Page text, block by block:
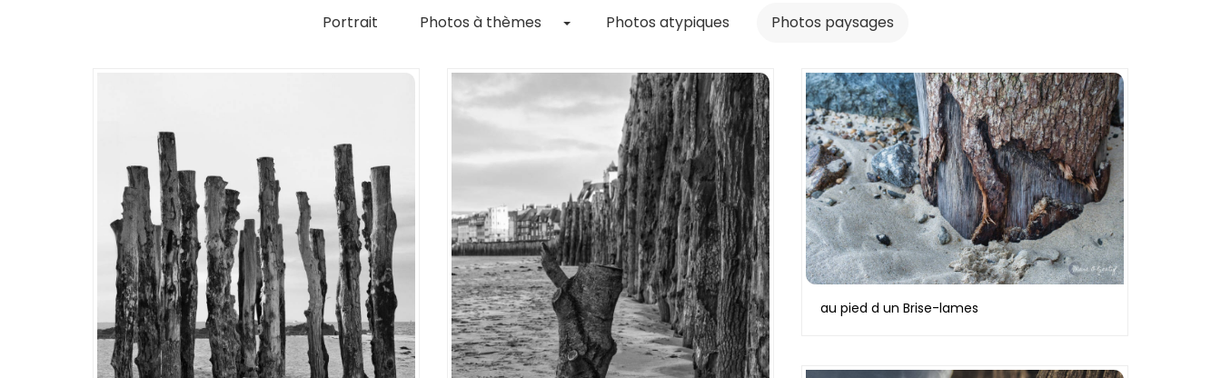
Portrait Photos à thèmes Toggle Dropdown
Photos atypiques Photos paysages
au pied d un Brise-lames